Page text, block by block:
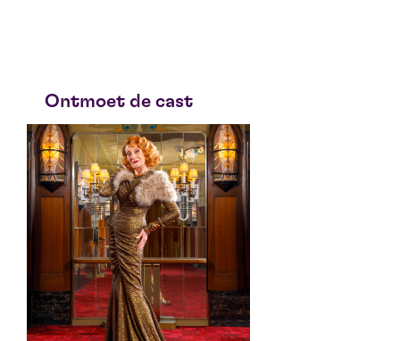
Ontmoet de cast